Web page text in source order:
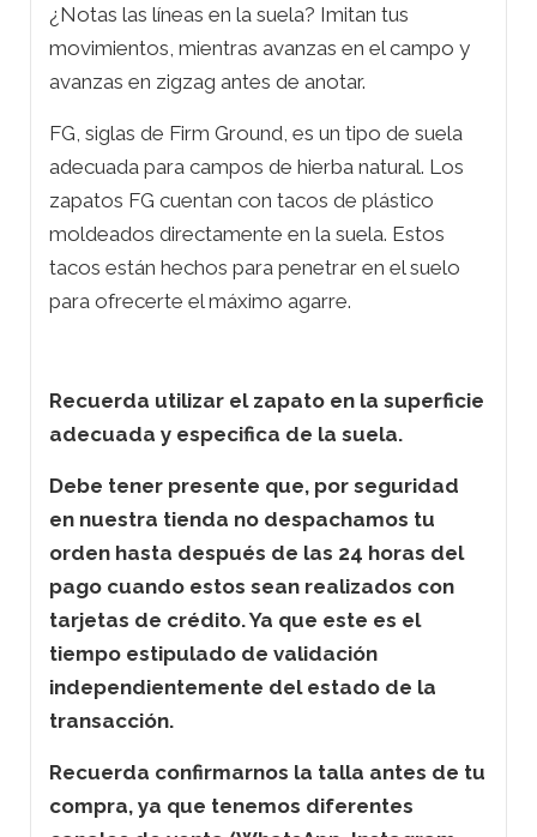
¿Notas las líneas en la suela? Imitan tus
movimientos, mientras avanzas en el campo y
avanzas en zigzag antes de anotar.
FG, siglas de Firm Ground, es un tipo de suela
adecuada para campos de hierba natural. Los
zapatos FG cuentan con tacos de plástico
moldeados directamente en la suela. Estos
tacos están hechos para penetrar en el suelo
para ofrecerte el máximo agarre.
Recuerda utilizar el zapato en la superficie
adecuada y especifica de la suela.
Debe tener presente que, por seguridad
en nuestra tienda no despachamos tu
orden hasta después de las 24 horas del
pago cuando estos sean realizados con
tarjetas de crédito. Ya que este es el
tiempo estipulado de validación
independientemente del estado de la
transacción.
Recuerda confirmarnos la talla antes de tu
compra, ya que tenemos diferentes